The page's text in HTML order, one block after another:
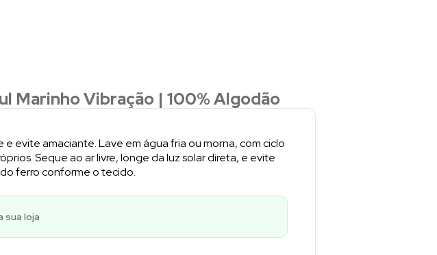
Marinho Vibração | 100% Algodão
evite amaciante. Lave em água fria ou morna, com ciclo
Seque ao ar livre, longe da luz solar direta, e evite
ferro conforme o tecido.
sua loja